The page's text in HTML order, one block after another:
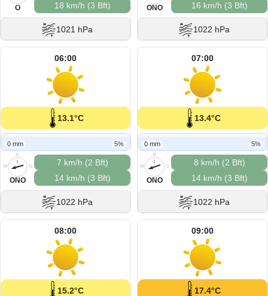
S
O
18 km/h (3 Bft)
1021 hPa
S
ONO
16 km/h (3 Bft)
1022 hPa
06:00
13.1°C
0 mm 5%
N
O
S
W
ONO
7 km/h (2 Bft)
14 km/h (3 Bft)
1022 hPa
07:00
13.4°C
0 mm 5%
N
O
S
W
ONO
8 km/h (2 Bft)
14 km/h (3 Bft)
1022 hPa
08:00
15.2°C
09:00
17.4°C